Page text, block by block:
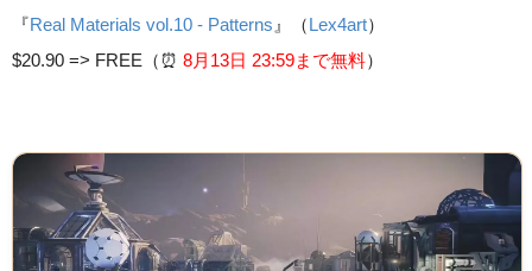
『Real Materials vol.10 - Patterns 』（Lex4art）
$20.90 => FREE（⏰️ 8月13日 23:59まで無料）